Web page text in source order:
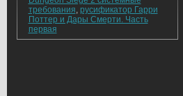
требования, русификатор Гарри
Поттер и Дары Смерти. Часть
первая